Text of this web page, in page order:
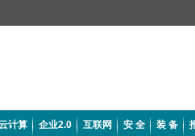
计算 企业2.0 互联网 安 全 装 备